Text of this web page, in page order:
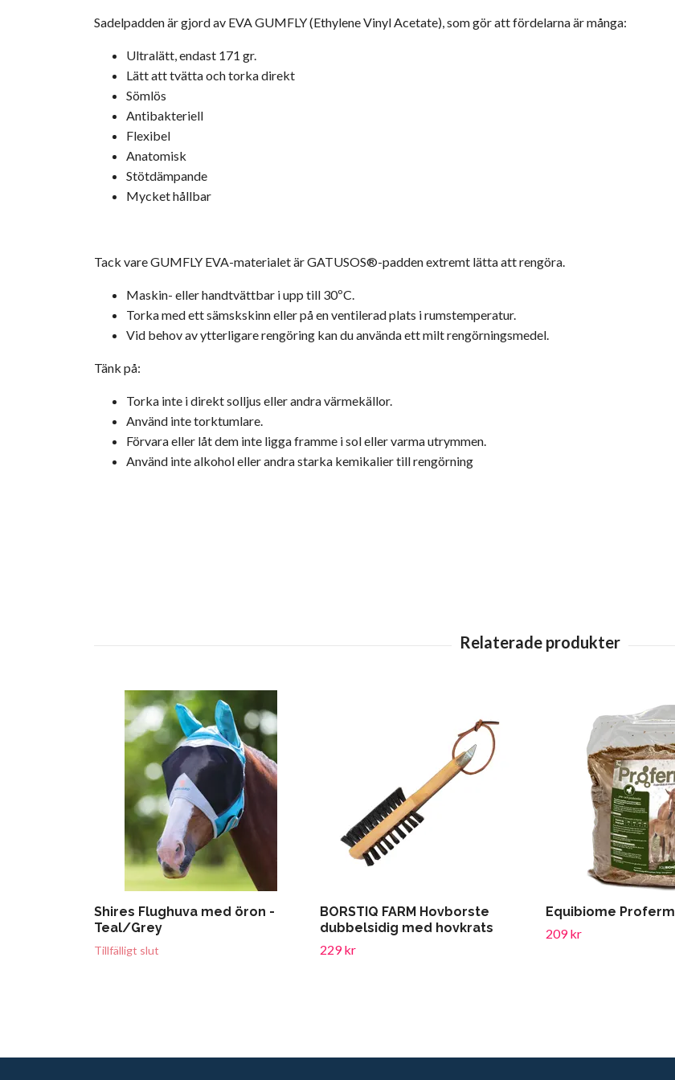
Sadelpadden är gjord av EVA GUMFLY (Ethylene Vinyl Acetate), som gör att fördelarna är många:
Ultralätt, endast 171 gr.
Lätt att tvätta och torka direkt
Sömlös
Antibakteriell
Flexibel
Anatomisk
Stötdämpande
Mycket hållbar
Tack vare GUMFLY EVA-materialet är GATUSOS®-padden extremt lätta att rengöra.
Maskin- eller handtvättbar i upp till 30ºC.
Torka med ett sämskskinn eller på en ventilerad plats i rumstemperatur.
Vid behov av ytterligare rengöring kan du använda ett milt rengörningsmedel.
Tänk på:
Torka inte i direkt solljus eller andra värmekällor.
Använd inte torktumlare.
Förvara eller låt dem inte ligga framme i sol eller varma utrymmen.
Använd inte alkohol eller andra starka kemikalier till rengörning
Shires Flughuva med öron -
Teal/Grey
Tillfälligt slut
BORSTIQ FARM Hovborste
dubbelsidig med hovkrats
229 kr
Equibiome Proferm
209 kr